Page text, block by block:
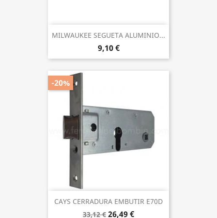
MILWAUKEE SEGUETA ALUMINIO...
9,10 €
CAYS CERRADURA EMBUTIR E70D
33,12 € 26,49 €
-20%